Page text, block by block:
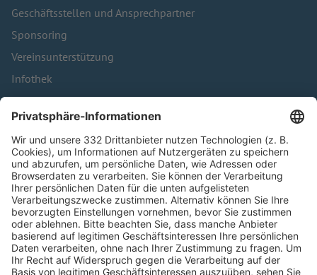
Geschäftsstellen und Ansprechpartner
Sponsoring
Vereinsunterstützung
Infothek
Kontakt
HÄUFIG BESUCHTE SEITEN
Pässe und Vereinswechsel
Trainerausbildung
Schulungsangebot Vereinsmitarbeiter
BFV-Geschäftsstellen
Trainerbörse